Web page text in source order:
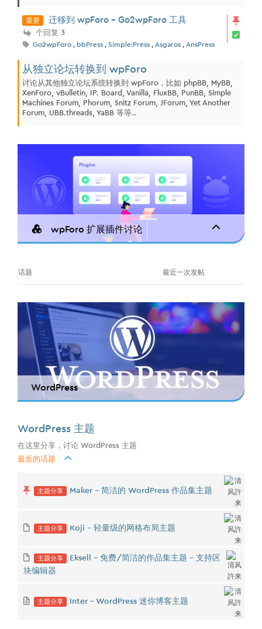
重要 迁移到 wpForo - Go2wpForo 工具
个回复 3
Go2wpForo , bbPress , Simple:Press , Asgaros , AnsPress
从独立论坛转换到 wpForo
讨论从其他独立论坛系统转换到 wpForo，比如 phpBB, MyBB,
XenForo, vBulletin, IP. Board, Vanilla, FluxBB, PunBB, Simple
Machines Forum, Phorum, Snitz Forum, JForum, Yet Another
Forum, UBB.threads, YaBB 等等..
wpForo 扩展插件讨论
话题 最近一次发帖
WordPress
WordPress 主题
在这里分享，讨论 WordPress 主题
最近的话题
主题分享 Maker - 简洁的 WordPress 作品集主题
主题分享 Koji - 轻量级的网格布局主题
主题分享
Eksell - 免费/简洁的作品集主题 - 支持区
块编辑器
主题分享 Inter - WordPress 迷你博客主题